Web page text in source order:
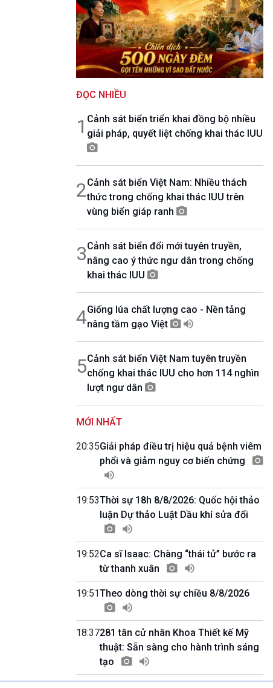
05h50-05h59
Quảng cáo
05h59-06h00
Nhạc Top- Báo giờ
06h00-06h28
Thời sự sáng (trực tiếp)
Quảng cáo
Quân đội nhân dân
07h00-08h30
Theo dòng thời sự
08h55-09h00
Chương trình đệm
09h00-10h00
Chuyên gia của bạn (Phát lại thứ Tư)
10h30-11h00
Vì an ninh Tổ quốc
11h05-11h10
Quảng cáo
11h25-11h30
Chương trình đệm
11h30-11h35
Kết nối 54 (phát lại Thứ Tư)
Quảng cáo
11h59-12h00
Báo giờ
12h00-12h57
Thời sự trưa (trực tiếp)
12h57-13h00
Quảng cáo
Câu lạc bộ Âm nhạc
13h30-13h45
Thứ Năm)
13h45-14h00
14h00-15h00
Ca nhạc Chào Năm mới (Phát lại)
15h00-15h15
Bản tin Thời sự
15h15-15h20
ĐỌC NHIỀU
1 Cảnh sát biển triển khai đồng bộ nhiều
giải pháp, quyết liệt chống khai thác IUU
2Cảnh sát biển Việt Nam: Nhiều thách
thức trong chống khai thác IUU trên
vùng biển giáp ranh
3Cảnh sát biển đổi mới tuyên truyền,
nâng cao ý thức ngư dân trong chống
khai thác IUU
4Giống lúa chất lượng cao - Nền tảng
nâng tầm gạo Việt
5Cảnh sát biển Việt Nam tuyên truyền
chống khai thác IUU cho hơn 114 nghìn
lượt ngư dân
MỚI NHẤT
20:35Giải pháp điều trị hiệu quả bệnh viêm
phổi và giảm nguy cơ biến chứng
19:53Thời sự 18h 8/8/2026: Quốc hội thảo
luận Dự thảo Luật Dầu khí sửa đổi
19:52Ca sĩ Isaac: Chàng “thái tử” bước ra
từ thanh xuân
19:51Theo dòng thời sự chiều 8/8/2026
18:37281 tân cử nhân Khoa Thiết kế Mỹ
thuật: Sẵn sàng cho hành trình sáng
tạo